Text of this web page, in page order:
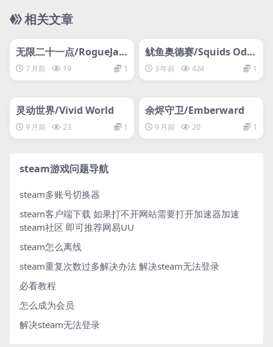
相关文章
网盘下载游戏
无限二十一点/RogueJac
k217 月前 19 1
网盘下载游戏
鱿鱼奥德赛/Squids Odys
sey3 年前 424 1
网盘下载游戏
灵动世界/Vivid World
9 月前 23 1
网盘下载游戏
余烬守卫/Emberward
9 月前 20 1
steam游戏问题导航
steam多账号切换器
steam客户端下载 如果打不开网站需要打开加速器加速
steam社区 即可推荐网易UU
steam怎么离线
steam重复次数过多解决办法 解决steam无法登录
必看教程
怎么成为会员
解决steam无法登录